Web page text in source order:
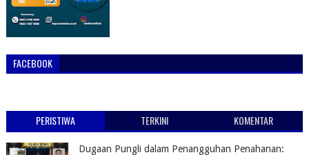
FACEBOOK
PERISTIWA TERKINI KOMENTAR
Dugaan Pungli dalam Penangguhan Penahanan: